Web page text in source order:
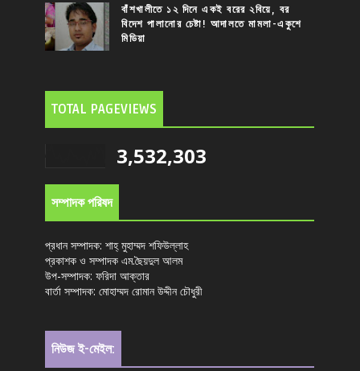
বাঁশখালীতে ১২ দিনে একই বরের ২বিয়ে, বর
বিদেশ পালানোর চেষ্টা! আদালতে মামলা-একুশে
মিডিয়া
TOTAL PAGEVIEWS
3,532,303
সম্পাদক পরিষদ
প্রধান সম্পাদক: শাহ্ মুহাম্মদ শফিউল্লাহ
প্রকাশক ও সম্পাদক এম.ছৈয়দুল আলম
উপ-সম্পাদক: ফরিদা আক্তার
বার্তা সম্পাদক: মোহাম্মদ রোমান উদ্দীন চৌধুরী
নিউজ ই-মেইল: